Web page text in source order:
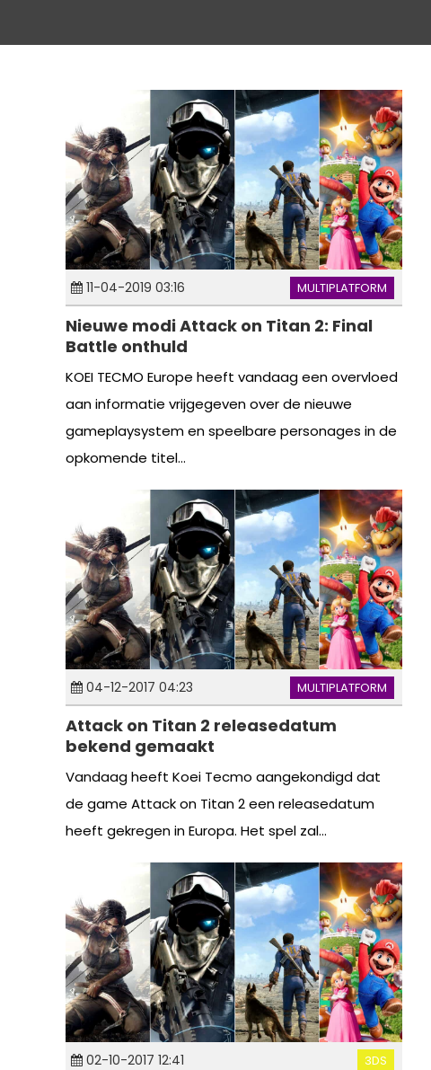
11-04-2019 03:16 MULTIPLATFORM
Nieuwe modi Attack on Titan 2: Final
Battle onthuld
KOEI TECMO Europe heeft vandaag een overvloed
aan informatie vrijgegeven over de nieuwe
gameplaysystem en speelbare personages in de
opkomende titel...
04-12-2017 04:23 MULTIPLATFORM
Attack on Titan 2 releasedatum
bekend gemaakt
Vandaag heeft Koei Tecmo aangekondigd dat
de game Attack on Titan 2 een releasedatum
heeft gekregen in Europa. Het spel zal...
02-10-2017 12:41 3DS